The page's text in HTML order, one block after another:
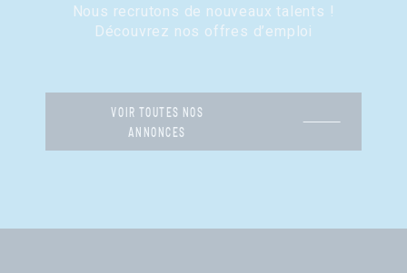
Nous recrutons de nouveaux talents !
Découvrez nos offres d’emploi
VOIR TOUTES NOS
ANNONCES